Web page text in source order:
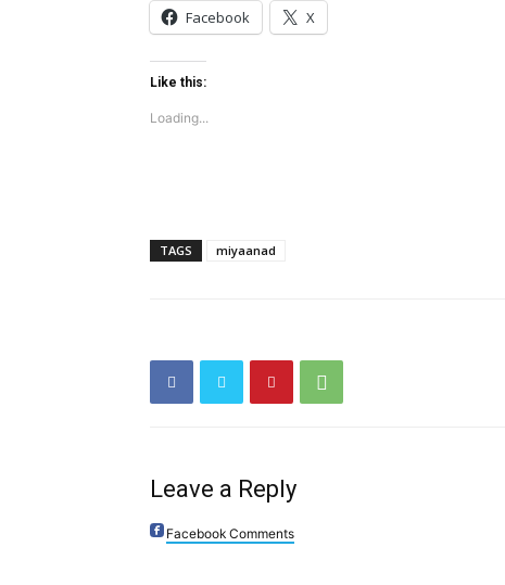
Facebook X
Like this:
Loading...
TAGS miyaanad
Leave a Reply
Facebook Comments